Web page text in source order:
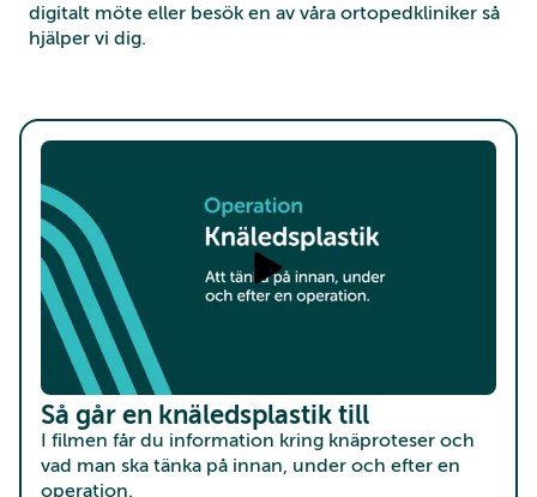
digitalt möte eller besök en av våra ortopedkliniker så
hjälper vi dig.
Så går en knäledsplastik till
I filmen får du information kring knäproteser och
vad man ska tänka på innan, under och efter en
operation.